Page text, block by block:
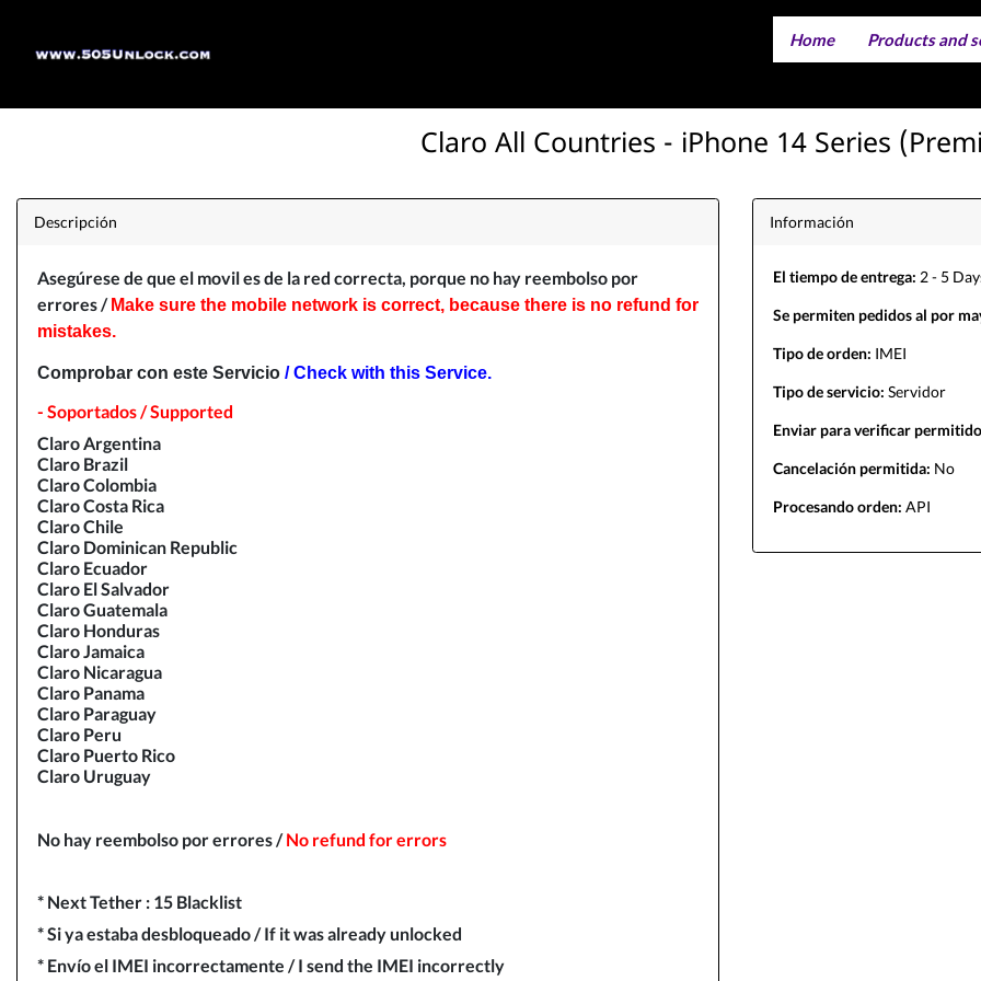
Home Products and
Servicios de
Claro All Countries - iPhone 14 Series
Descripción
Asegúrese de que el movil es de la red correcta, porque no hay reembolso por
errores / Make sure the mobile network is correct, because there is no refund for
mistakes.
Comprobar con este Servicio / Check with this Service.
- Soportados / Supported
Claro Argentina
Claro Brazil
Claro Colombia
Claro Costa Rica
Claro Chile
Claro Dominican Republic
Claro Ecuador
Claro El Salvador
Claro Guatemala
Claro Honduras
Claro Jamaica
Claro Nicaragua
Claro Panama
Claro Paraguay
Claro Peru
Claro Puerto Rico
Claro Uruguay
No hay reembolso por errores /No refund for errors
* Next Tether : 15 Blacklist
* Si ya estaba desbloqueado / If it was already unlocked
* Envío el IMEI incorrectamente / I send the IMEI incorrectly
Información
El tiempo de entrega: 2 - 5
Se permiten pedidos al por
Tipo de orden: IMEI
Tipo de servicio: Servidor
Enviar para verificar
Cancelación permitida: No
Procesando orden: API